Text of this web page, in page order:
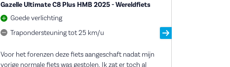
Gazelle Ultimate C8 Plus HMB 2025 - Wereldfiets
Goede verlichting
Trapondersteuning tot 25 km/u
Voor het forenzen deze fiets aangeschaft nadat mijn
vorige normale fiets was gestolen. Ik zat er toch al